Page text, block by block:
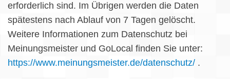
erforderlich sind. Im Übrigen werden die Daten
spätestens nach Ablauf von 7 Tagen gelöscht.
Weitere Informationen zum Datenschutz bei
Meinungsmeister und GoLocal finden Sie unter:
https://www.meinungsmeister.de/datenschutz/ .